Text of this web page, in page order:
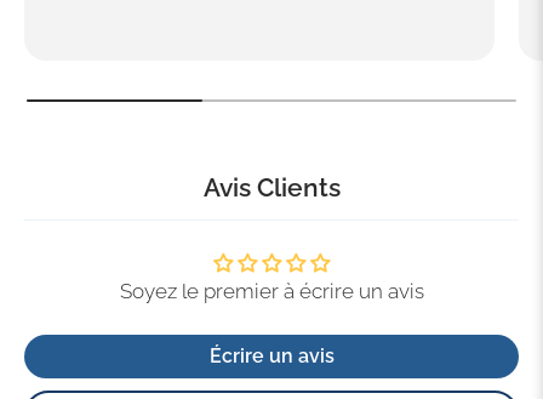
Avis Clients
Soyez le premier à écrire un avis
Écrire un avis